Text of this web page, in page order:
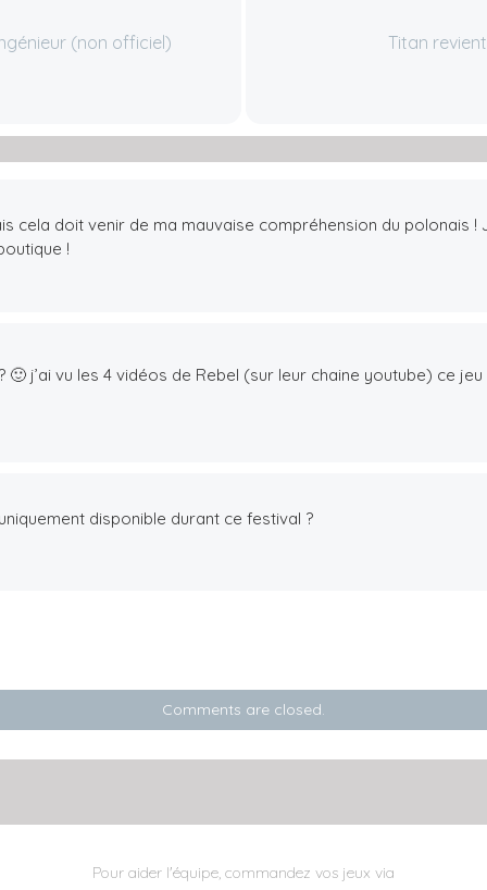
(non officiel) Titan
cela doit venir de ma mauvaise compréhension du polonais !
!
🙂 j’ai vu les 4 vidéos de Rebel (sur leur chaine youtube) ce
disponible durant ce festival ?
Comments are closed.
Pour aider l'équipe, commandez vos jeux via